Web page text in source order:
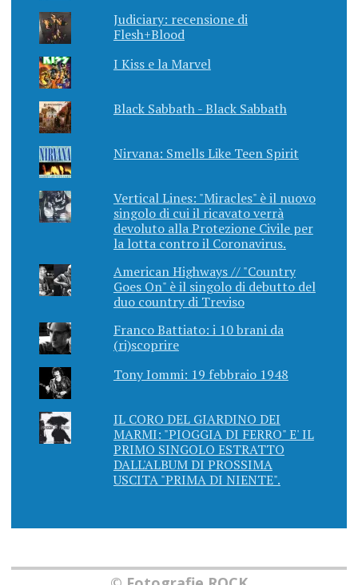
Judiciary: recensione di
Flesh+Blood
I Kiss e la Marvel
Black Sabbath - Black Sabbath
Nirvana: Smells Like Teen Spirit
Vertical Lines: "Miracles" è il nuovo
singolo di cui il ricavato verrà
devoluto alla Protezione Civile per
la lotta contro il Coronavirus.
American Highways // "Country
Goes On" è il singolo di debutto del
duo country di Treviso
Franco Battiato: i 10 brani da
(ri)scoprire
Tony Iommi: 19 febbraio 1948
IL CORO DEL GIARDINO DEI
MARMI: "PIOGGIA DI FERRO" E' IL
PRIMO SINGOLO ESTRATTO
DALL'ALBUM DI PROSSIMA
USCITA "PRIMA DI NIENTE".